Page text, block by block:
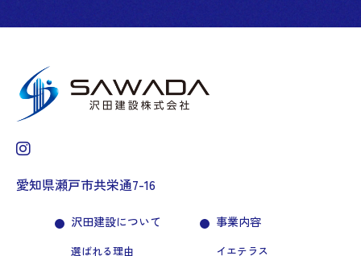
愛知県瀬戸市共栄通7-16
沢田建設について
選ばれる理由
事業内容
イエテラス